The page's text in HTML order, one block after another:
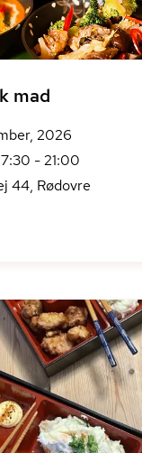
mad
2026
- 21:00
44, Rødovre